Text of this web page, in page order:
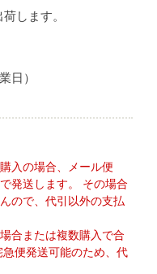
します。
日）
入の場合、メール便
発送します。 その場合
ので、代引以外の支払
合または複数購入で合
便発送可能のため、代